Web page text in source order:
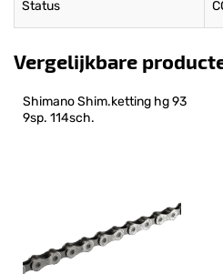
Status
Vergelijkbare
Shimano Shim.ketting hg 93
9sp. 114sch.